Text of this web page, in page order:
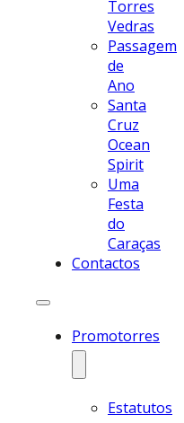
Torres
Vedras
Passagem
de
Ano
Santa
Cruz
Ocean
Spirit
Uma
Festa
do
Caraças
Contactos
Promotorres
Estatutos